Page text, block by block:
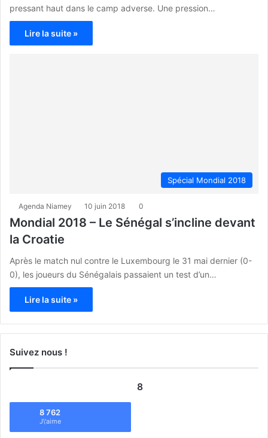
pressant haut dans le camp adverse. Une pression…
Lire la suite »
Spécial Mondial 2018
Agenda Niamey 10 juin 2018 0
Mondial 2018 – Le Sénégal s’incline devant
la Croatie
Après le match nul contre le Luxembourg le 31 mai dernier (0-
0), les joueurs du Sénégalais passaient un test d’un…
Lire la suite »
Suivez nous !
8
8 762
J\'aime